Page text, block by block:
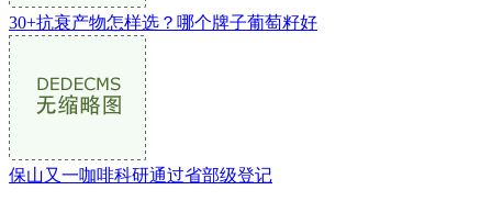
30+抗衰产物怎样选？哪个牌子葡萄籽好
保山又一咖啡科研通过省部级登记